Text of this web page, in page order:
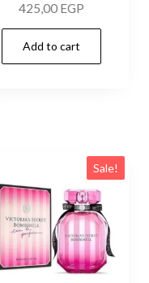
425,00 EGP
Add to cart
Sale!